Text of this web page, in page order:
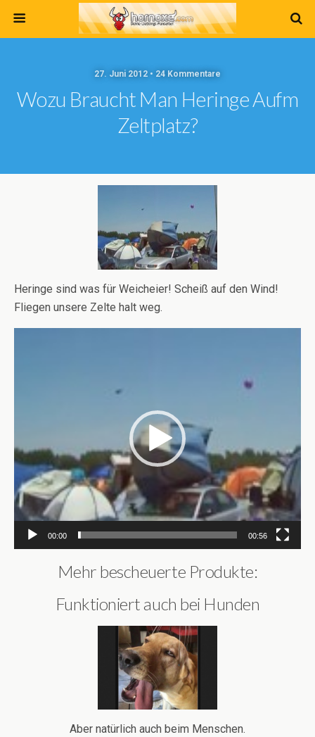
27. Juni 2012 • 24 Kommentare
Wozu Braucht Man Heringe Aufm
Zeltplatz?
Heringe sind was für Weicheier! Scheiß auf den Wind!
Fliegen unsere Zelte halt weg.
00:00 00:56
Mehr bescheuerte Produkte:
Funktioniert auch bei Hunden
Aber natürlich auch beim Menschen.